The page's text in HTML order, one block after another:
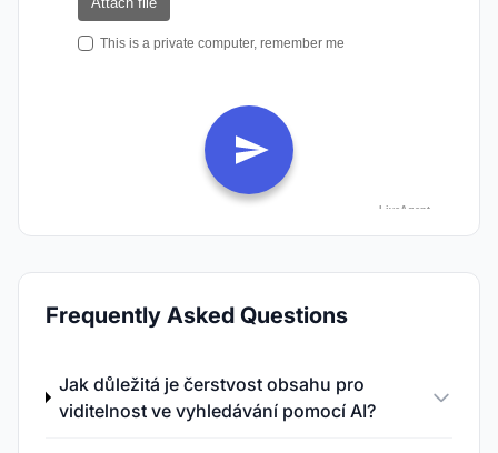
Frequently Asked Questions
Jak důležitá je čerstvost obsahu pro
viditelnost ve vyhledávání pomocí AI?